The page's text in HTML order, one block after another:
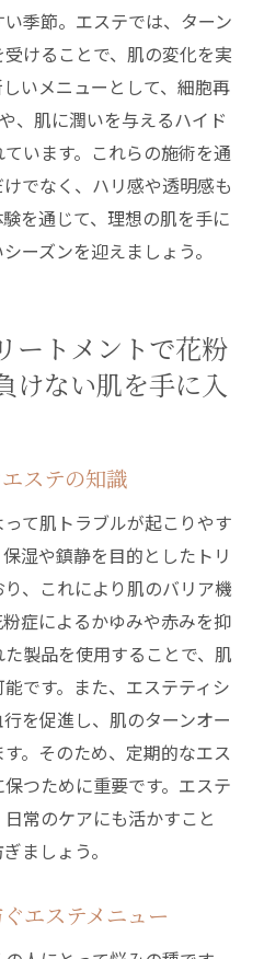
季節。エステでは、ターン
けることで、肌の変化を実
いメニューとして、細胞再
、肌に潤いを与えるハイド
います。これらの施術を通
でなく、ハリ感や透明感も
を通じて、理想の肌を手に
ーズンを迎えましょう。
ートメントで花粉
けない肌を手に入
ステの知識
て肌トラブルが起こりやす
湿や鎮静を目的としたトリ
、これにより肌のバリア機
症によるかゆみや赤みを抑
製品を使用することで、肌
です。また、エステティシ
を促進し、肌のターンオー
。そのため、定期的なエス
つために重要です。エステ
常のケアにも活かすこと
ましょう。
エステメニュー